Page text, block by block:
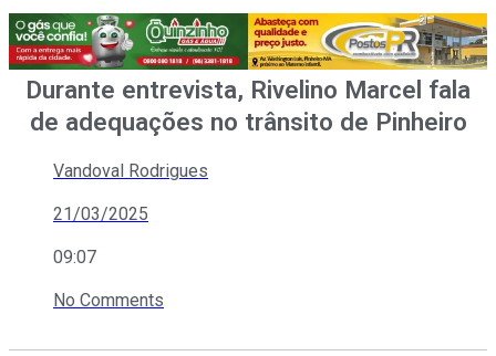
Durante entrevista, Rivelino Marcel fala
de adequações no trânsito de Pinheiro
Vandoval Rodrigues
21/03/2025
09:07
No Comments